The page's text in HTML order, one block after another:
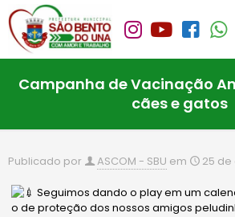
Campanha de Vacinação
cães e gatos
Publicado por ASCOM - SBU em 25
Seguimos dando o play em um
o de proteção dos nossos amigos